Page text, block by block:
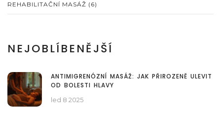
REHABILITAČNÍ MASÁŽ (6)
NEJOBLÍBENĚJŠÍ
ANTIMIGRENÓZNÍ MASÁŽ: JAK PŘIROZENĚ ULEVIT
OD BOLESTI HLAVY
led 8 2025